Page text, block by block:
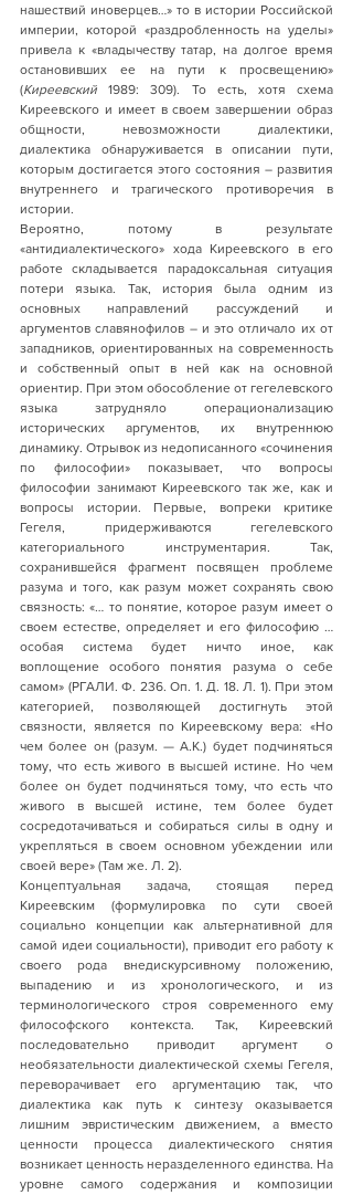
нашествий иноверцев…» то в истории Российской
империи, которой «раздробленность на уделы»
привела к «владычеству татар, на долгое время
остановивших ее на пути к просвещению»
(Киреевский 1989: 309). То есть, хотя схема
Киреевского и имеет в своем завершении образ
общности, невозможности диалектики,
диалектика обнаруживается в описании пути,
которым достигается этого состояния – развития
внутреннего и трагического противоречия в
истории.
Вероятно, потому в результате
«антидиалектического» хода Киреевского в его
работе складывается парадоксальная ситуация
потери языка. Так, история была одним из
основных направлений рассуждений и
аргументов славянофилов – и это отличало их от
западников, ориентированных на современность
и собственный опыт в ней как на основной
ориентир. При этом обособление от гегелевского
языка затрудняло операционализацию
исторических аргументов, их внутреннюю
динамику. Отрывок из недописанного «сочинения
по философии» показывает, что вопросы
философии занимают Киреевского так же, как и
вопросы истории. Первые, вопреки критике
Гегеля, придерживаются гегелевского
категориального инструментария. Так,
сохранившейся фрагмент посвящен проблеме
разума и того, как разум может сохранять свою
связность: «… то понятие, которое разум имеет о
своем естестве, определяет и его философию …
особая система будет ничто иное, как
воплощение особого понятия разума о себе
самом» (РГАЛИ. Ф. 236. Оп. 1. Д. 18. Л. 1). При этом
категорией, позволяющей достигнуть этой
связности, является по Киреевскому вера: «Но
чем более он (разум. — А.К.) будет подчиняться
тому, что есть живого в высшей истине. Но чем
более он будет подчиняться тому, что есть что
живого в высшей истине, тем более будет
сосредотачиваться и собираться силы в одну и
укрепляться в своем основном убеждении или
своей вере» (Там же. Л. 2).
Концептуальная задача, стоящая перед
Киреевским (формулировка по сути своей
социально концепции как альтернативной для
самой идеи социальности), приводит его работу к
своего рода внедискурсивному положению,
выпадению и из хронологического, и из
терминологического строя современного ему
философского контекста. Так, Киреевский
последовательно приводит аргумент о
необязательности диалектической схемы Гегеля,
переворачивает его аргументацию так, что
диалектика как путь к синтезу оказывается
лишним эвристическим движением, а вместо
ценности процесса диалектического снятия
возникает ценность неразделенного единства. На
уровне самого содержания и композиции